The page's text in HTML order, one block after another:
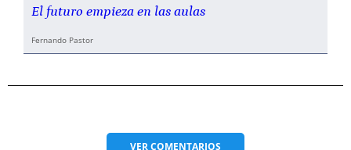
El futuro empieza en las aulas
Fernando Pastor
VERCOMENTARIOS